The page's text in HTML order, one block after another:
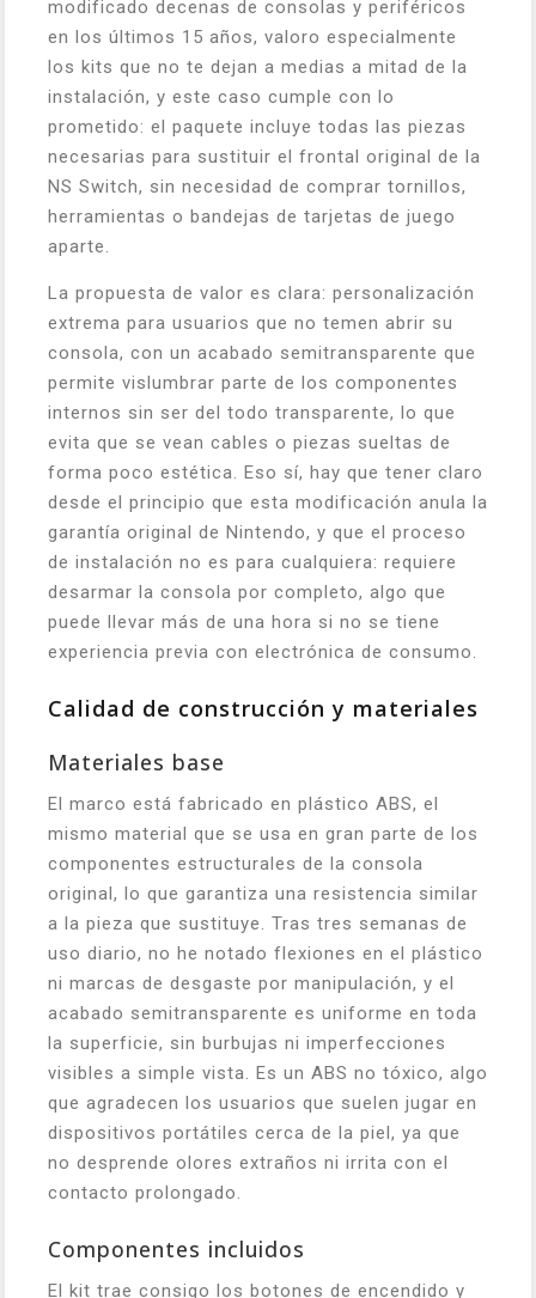
modificado decenas de consolas y periféricos
en los últimos 15 años, valoro especialmente
los kits que no te dejan a medias a mitad de la
instalación, y este caso cumple con lo
prometido: el paquete incluye todas las piezas
necesarias para sustituir el frontal original de la
NS Switch, sin necesidad de comprar tornillos,
herramientas o bandejas de tarjetas de juego
aparte.
La propuesta de valor es clara: personalización
extrema para usuarios que no temen abrir su
consola, con un acabado semitransparente que
permite vislumbrar parte de los componentes
internos sin ser del todo transparente, lo que
evita que se vean cables o piezas sueltas de
forma poco estética. Eso sí, hay que tener claro
desde el principio que esta modificación anula la
garantía original de Nintendo, y que el proceso
de instalación no es para cualquiera: requiere
desarmar la consola por completo, algo que
puede llevar más de una hora si no se tiene
experiencia previa con electrónica de consumo.
Calidad de construcción y materiales
Materiales base
El marco está fabricado en plástico ABS, el
mismo material que se usa en gran parte de los
componentes estructurales de la consola
original, lo que garantiza una resistencia similar
a la pieza que sustituye. Tras tres semanas de
uso diario, no he notado flexiones en el plástico
ni marcas de desgaste por manipulación, y el
acabado semitransparente es uniforme en toda
la superficie, sin burbujas ni imperfecciones
visibles a simple vista. Es un ABS no tóxico, algo
que agradecen los usuarios que suelen jugar en
dispositivos portátiles cerca de la piel, ya que
no desprende olores extraños ni irrita con el
contacto prolongado.
Componentes incluidos
El kit trae consigo los botones de encendido y